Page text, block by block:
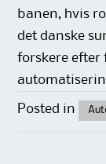
banen, hvis
det danske
forskere efter
Posted in